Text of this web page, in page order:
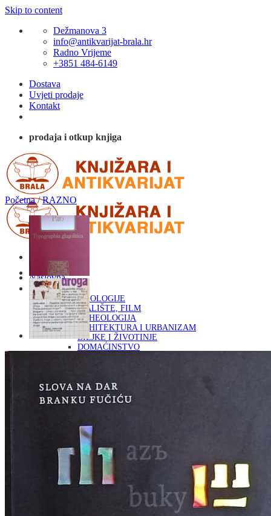
Skip to content
Dežmanova 3
info@antikvarijat-brala.hr
Radno Vrijeme
+3851 484-6149
Dostava
Uvjeti prodaje
Kontakt
prodaja i otkup knjiga
Naslovna
KNJIGE
OD ARHEOLOGIJE
DO KAZALIŠTE, FILM
ARHEOLOGIJA
ARHITEKTURA I URBANIZAM
BILJKE I ŽIVOTINJE
DOMAĆINSTVO
FOTOGRAFIJA
GLAZBENA UMJETNOST
KAZALIŠTE, FILM
DO RELIGIJA
KNJIŽEVNOST
LIKOVNA UMJETNOST
LJEKOVITO BILJE I ZDRAVLJE
MITOLOGIJA
POVIJEST I PUBLICISTIKA
PRIRODNE ZNANOSTI
PSIHOLOGIJA, POPULARNA PSIHOLOGIJA,
Početna / RAZNO